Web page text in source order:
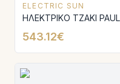
ELECTRIC SUN
ΗΛΕΚΤΡΙΚΟ ΤΖΑΚΙ
543.12€